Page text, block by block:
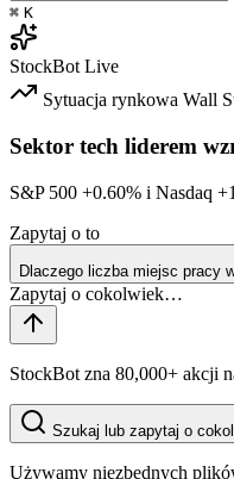
⌘ K
StockBot Live
Sytuacja rynkowa Wall
Sektor tech liderem
S&P 500 +0.60% i Nasdaq
Zapytaj o to
Dlaczego liczba miejsc pracy
StockBot zna 80,000+ akcji
Szukaj lub zapytaj o
Używamy niezbędnych